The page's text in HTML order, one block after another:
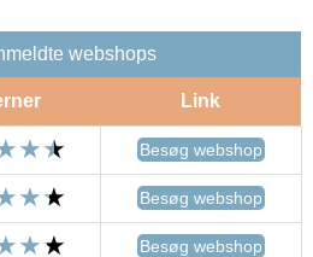
webshops
Link
Besøg webshop
Besøg webshop
Besøg webshop